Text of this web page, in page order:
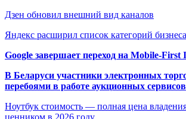
Дзен обновил внешний вид каналов
Яндекс расширил список категорий
Google завершает переход на Mobile-First
В Беларуси участники электронных
перебоями в работе аукционных сервисов
Ноутбук стоимость — полная цена
ценником в 2026 году